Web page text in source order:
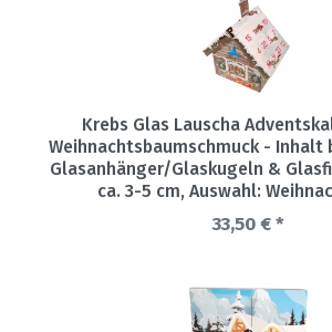
Krebs Glas Lauscha
Weihnachtsbaumschmuck - Inhalt
Glasanhänger/Glaskugeln &
ca. 3-5 cm, Auswahl:
33,50 € *